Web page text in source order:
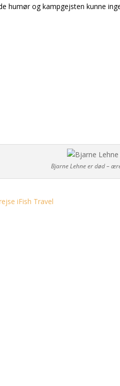
humør og kampgejsten kunne
Bjarne Lehne er død – æret være